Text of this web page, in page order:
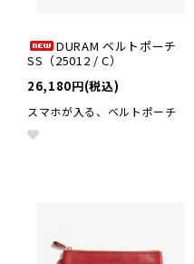
DURAM ベルトポーチ
SS（25012 / C）
26,180円(税込)
スマホが入る、ベルトポーチ